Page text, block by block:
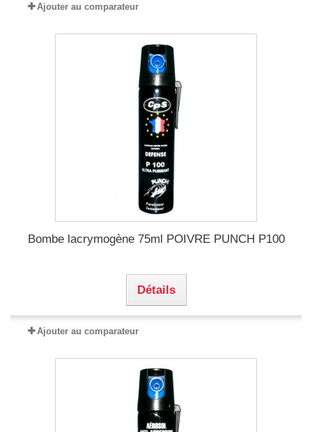
Ajouter au comparateur
Bombe lacrymogène 75ml POIVRE PUNCH P100
Détails
Ajouter au comparateur